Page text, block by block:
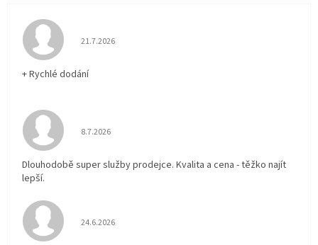
Hodnocení obchodu je 5 z 5 hvězdiček.
21.7.2026
+ Rychlé dodání
Hodnocení obchodu je 5 z 5 hvězdiček.
8.7.2026
Dlouhodobě super služby prodejce. Kvalita a cena - těžko najít
lepší.
Hodnocení obchodu je 5 z 5 hvězdiček.
24.6.2026